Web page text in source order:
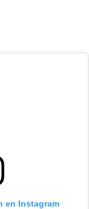
en Instagram